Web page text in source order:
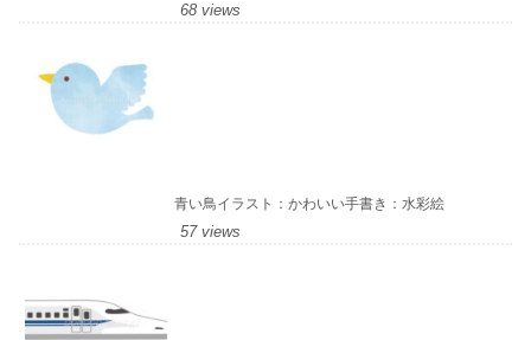
68 views
青い鳥イラスト：かわいい手書き：水彩絵
57 views